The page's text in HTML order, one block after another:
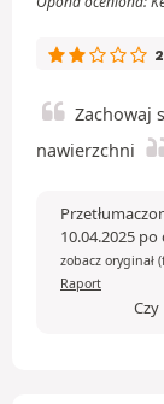
Zachowaj
nawierzchni
10.04.2025
zobacz oryginał
Raport